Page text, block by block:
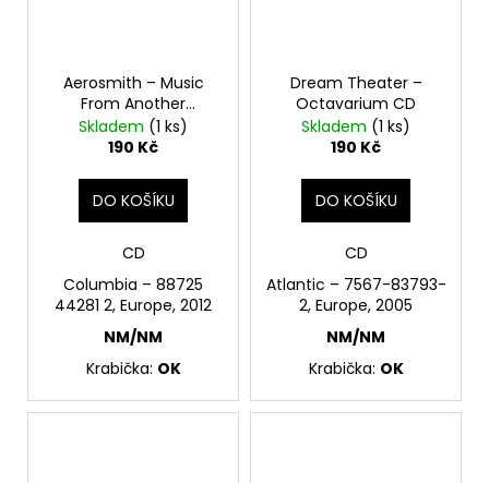
Aerosmith – Music
From Another
Dimension! CD
Skladem (1 ks)
190 Kč
DO KOŠÍKU
CD
Columbia – 88725
44281 2, Europe, 2012
NM/NM
Krabička: OK
Dream Theater –
Octavarium CD
Skladem (1 ks)
190 Kč
DO KOŠÍKU
CD
Atlantic – 7567-83793-
2, Europe, 2005
NM/NM
Krabička: OK